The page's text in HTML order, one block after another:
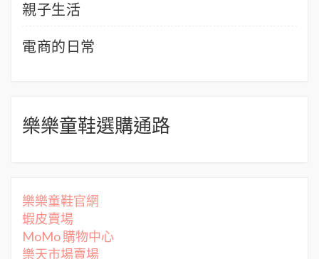
親子生活
電商的日常
樂樂童鞋選購通路
樂樂童鞋官網
蝦皮賣場
MoMo 購物中心
樂天市場賣場